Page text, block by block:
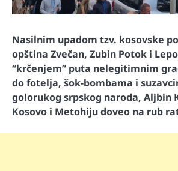
Nasilnim upadom tzv. kosovske
opština Zvečan, Zubin Potok i
“krčenjem” puta nelegitimnim
do fotelja, šok-bombama i
golorukog srpskog naroda, Aljbin
Kosovo i Metohiju doveo na rub